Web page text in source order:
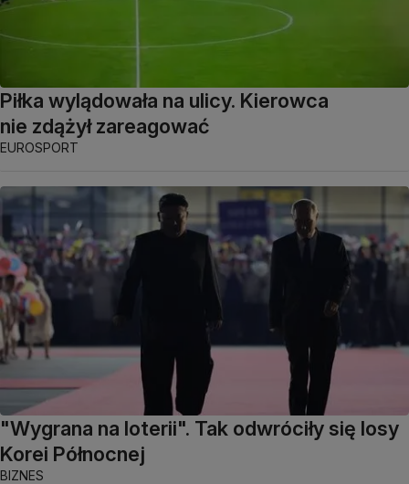
Piłka wylądowała na ulicy. Kierowca
nie zdążył zareagować
EUROSPORT
"Wygrana na loterii". Tak odwróciły się losy
Korei Północnej
BIZNES